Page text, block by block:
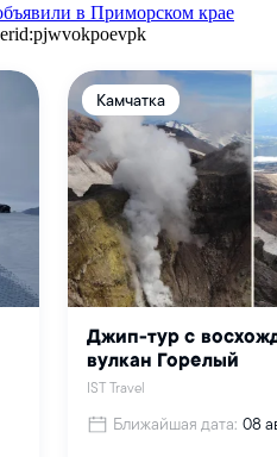
в Приморском крае
erid:pjwvokpoevpk